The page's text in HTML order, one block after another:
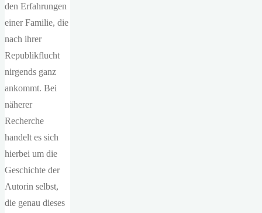
den Erfahrungen
einer Familie, die
nach ihrer
Republikflucht
nirgends ganz
ankommt. Bei
näherer
Recherche
handelt es sich
hierbei um die
Geschichte der
Autorin selbst,
die genau dieses